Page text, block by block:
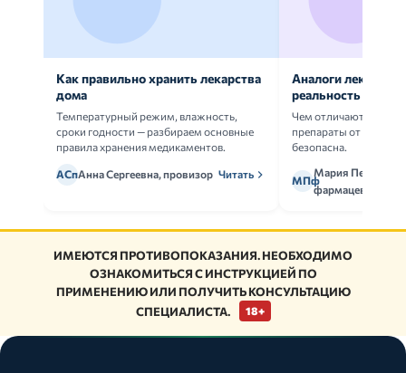
Как правильно хранить лекарства
дома
Температурный режим, влажность,
сроки годности — разбираем основные
правила хранения медикаментов.
АСпАнна Сергеевна, провизор Читать
Аналоги
реальность
Чем отличаются
препараты от
безопасна.
МПф
Мария Петрова,
фармацевт
ИМЕЮТСЯ ПРОТИВОПОКАЗАНИЯ. НЕОБХОДИМО
ОЗНАКОМИТЬСЯ С ИНСТРУКЦИЕЙ ПО
ПРИМЕНЕНИЮ ИЛИ ПОЛУЧИТЬ КОНСУЛЬТАЦИЮ
СПЕЦИАЛИСТА.
18+